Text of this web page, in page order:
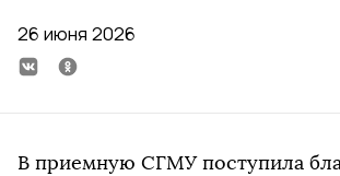
26 июня 2026
В приемную СГМУ поступила